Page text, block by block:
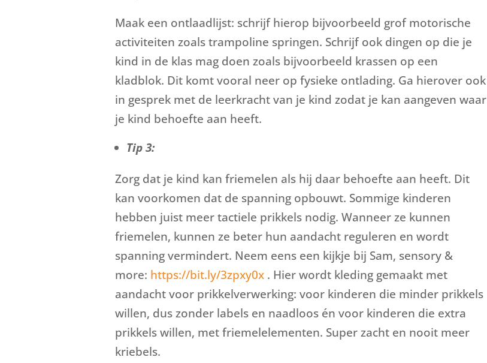
Maak een ontlaadlijst: schrijf hierop bijvoorbeeld grof motorische
activiteiten zoals trampoline springen. Schrijf ook dingen op die je
kind in de klas mag doen zoals bijvoorbeeld krassen op een
kladblok. Dit komt vooral neer op fysieke ontlading. Ga hierover ook
in gesprek met de leerkracht van je kind zodat je kan aangeven waar
je kind behoefte aan heeft.
Tip 3:
Zorg dat je kind kan friemelen als hij daar behoefte aan heeft. Dit
kan voorkomen dat de spanning opbouwt. Sommige kinderen
hebben juist meer tactiele prikkels nodig. Wanneer ze kunnen
friemelen, kunnen ze beter hun aandacht reguleren en wordt
spanning vermindert. Neem eens een kijkje bij Sam, sensory &
more: https://bit.ly/3zpxy0x . Hier wordt kleding gemaakt met
aandacht voor prikkelverwerking: voor kinderen die minder prikkels
willen, dus zonder labels en naadloos én voor kinderen die extra
prikkels willen, met friemelelementen. Super zacht en nooit meer
kriebels.